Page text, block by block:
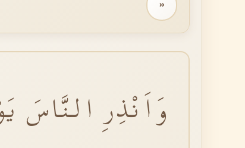
››
وَاَنْذِرِ النَّاسَ